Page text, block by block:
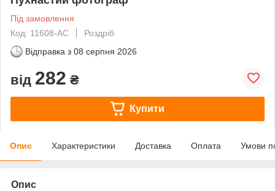
Під замовлення
Код: 11608-AC
Роздріб
Відправка з 08 серпня 2026
від 282 ₴
Купити
Опис Характеристики Доставка Оплата Умови
Опис